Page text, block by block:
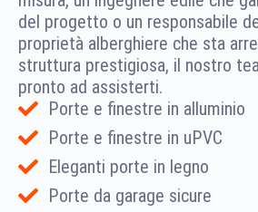
del progetto o un responsabile
proprietà alberghiere che sta
struttura prestigiosa, il nostro
pronto ad assisterti.
Porte e finestre in alluminio
Porte e finestre in uPVC
Eleganti porte in legno
Porte da garage sicure